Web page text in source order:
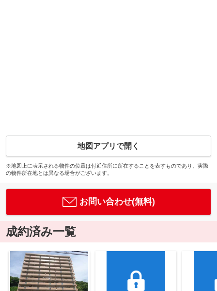
地図アプリで開く
※地図上に表示される物件の位置は付近住所に所在することを表すものであり、実際
の物件所在地とは異なる場合がございます。
お問い合わせ(無料)
成約済み一覧